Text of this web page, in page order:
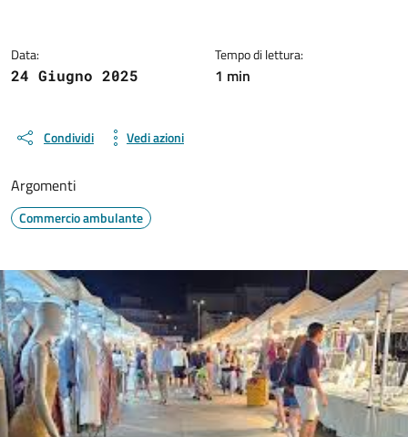
Data:
24 Giugno 2025
Tempo di lettura:
1 min
Condividi Vedi azioni
Argomenti
Commercio ambulante